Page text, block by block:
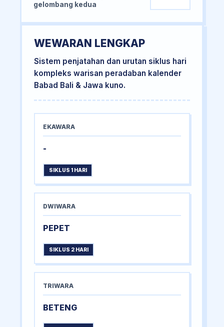
gelombang kedua
WEWARAN LENGKAP
Sistem penjatahan dan urutan siklus hari
kompleks warisan peradaban kalender
Babad Bali & Jawa kuno.
EKAWARA
-
SIKLUS 1 HARI
DWIWARA
PEPET
SIKLUS 2 HARI
TRIWARA
BETENG